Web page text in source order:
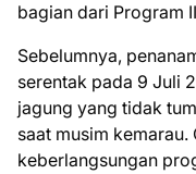
bagian dari Program
Sebelumnya,
serentak pada 9 Juli
jagung yang tidak
saat musim kemarau.
keberlangsungan